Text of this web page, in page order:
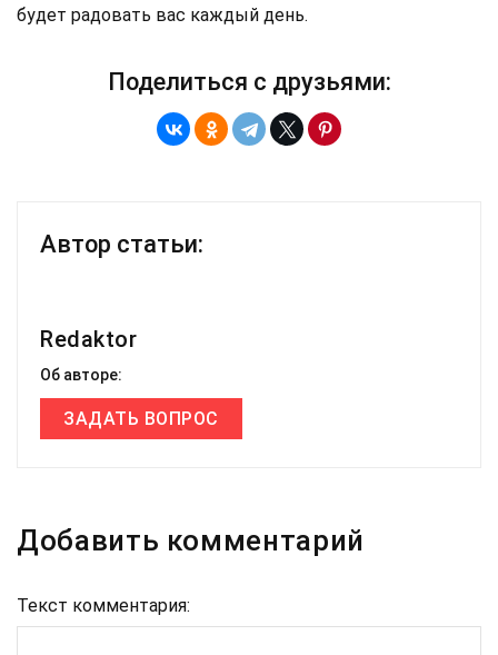
будет радовать вас каждый день.
Поделиться с друзьями:
Автор статьи:
Redaktor
Об авторе:
ЗАДАТЬ ВОПРОС
Добавить комментарий
Текст комментария: